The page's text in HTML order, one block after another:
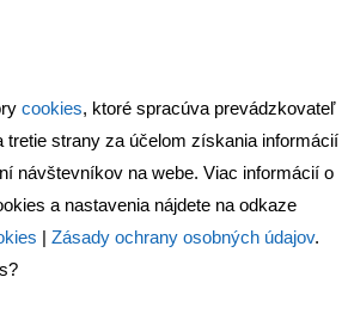
cookies, ktoré spracúva prevádzkovateľ
tretie strany za účelom získania informácií
návštevníkov na webe. Viac informácií o
a nastavenia nájdete na odkaze
Zásady ochrany osobných údajov.